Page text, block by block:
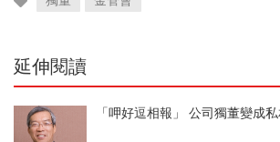
延伸閱讀
「呷好逗相報」 公司獨董變成